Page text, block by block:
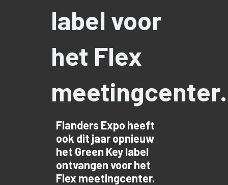
label voor
het Flex
meetingcenter.
Flanders Expo heeft
ook dit jaar opnieuw
het Green Key label
ontvangen voor het
Flex meetingcenter.